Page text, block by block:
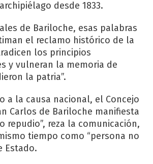
desde 1833.
de Bariloche, esas palabras
el reclamo histórico de la
los principios
y vulneran la memoria de
la patria”.
a la causa nacional, el Concejo
Carlos de Bariloche manifiesta
repudio”, reza la comunicación,
tiempo como “persona no
Estado.